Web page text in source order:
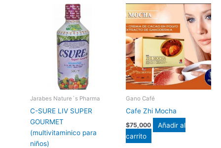
Jarabes Nature´s Pharma
C-SURE LIV SUPER
GOURMET
(multivitaminico para
niños)
Gano Café
Cafe Zhi Mocha
$75,000
Añadir al
carrito